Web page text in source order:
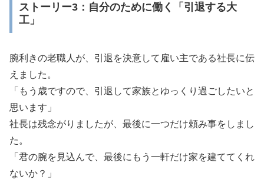
ストーリー3：自分のために働く「引退する大
工」
腕利きの老職人が、引退を決意して雇い主である社長に伝
えました。
「もう歳ですので、引退して家族とゆっくり過ごしたいと
思います」
社長は残念がりましたが、最後に一つだけ頼み事をしまし
た。
「君の腕を見込んで、最後にもう一軒だけ家を建ててくれ
ないか？」